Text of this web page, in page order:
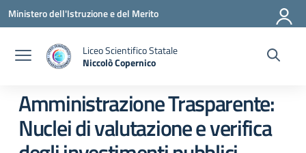
Vai ai contenuti
Vai al menu di navigazione
Vai al footer
Ministero dell'Istruzione e del Merito
Liceo Scientifico Statale
Niccolò Copernico
Amministrazione Trasparente:
Nuclei di valutazione e verifica